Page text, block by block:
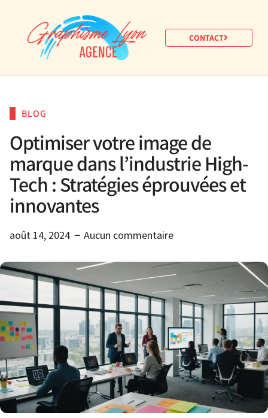
CONTACT
BLOG
Optimiser votre image de
marque dans l’industrie High-
Tech : Stratégies éprouvées et
innovantes
août 14, 2024 Aucun commentaire